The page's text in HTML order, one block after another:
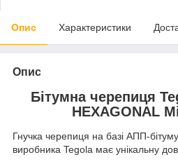
Опис Характеристики
Опис
Бітумна черепиця
HEXAGONAL
Гнучка черепиця на базі АПП-бітуму
виробника Tegola має унікальну